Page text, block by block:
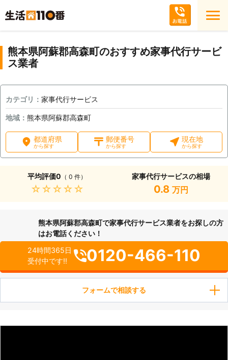
熊本県阿蘇郡高森町のおすすめ家事代行サービ
ス業者
カテゴリ： 家事代行サービス
地域： 熊本県阿蘇郡高森町
都道府県
から探す
郵便番号
から探す
現在地
から探す
平均評価0 （ 0 件）
★★★★★
家事代行サービスの相場
0.8 万円
熊本県阿蘇郡高森町で家事代行サービス業者をお探しの方
はお電話ください！
24時間365日
受付中です!!
0120-466-110
フォームで相談する